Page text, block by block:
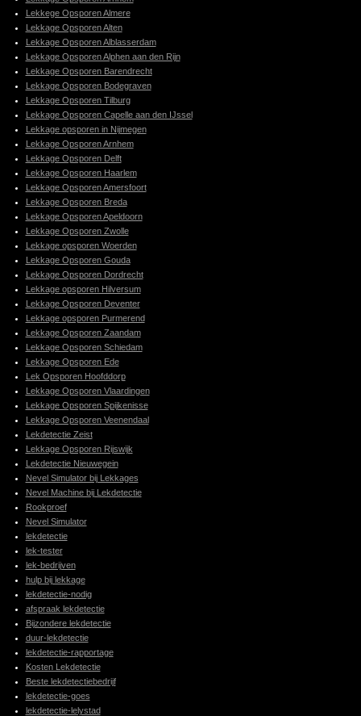
Lekkege Opsporen Almere
Lekkage Opsporen Alten
Lekkage Opsporen Alblasserdam
Lekkage Opsporen Alphen aan den Rijn
Lekkage Opsporen Barendrecht
Lekkage Opsporen Bodegraven
Lekkage Opsporen Tilburg
Lekkage Opsporen Capelle aan den IJssel
Lekkage opsporen in Nijmegen
Lekkage Opsporen Arnhem
Lekkage Opsporen Delft
Lekkage Opsporen Haarlem
Lekkage Opsporen Amersfoort
Lekkage Opsporen Breda
Lekkage Opsporen Apeldoorn
Lekkage Opsporen Zwolle
Lekkage opsporen Woerden
Lekkage Opsporen Gouda
Lekkage Opsporen Dordrecht
Lekkage opsporen Hilversum
Lekkage Opsporen Deventer
Lekkage opsporen Purmerend
Lekkage Opsporen Zaandam
Lekkage Opsporen Schiedam
Lekkage Opsporen Ede
Lek Opsporen Hoofddorp
Lekkage Opsporen Vlaardingen
Lekkage Opsporen Spijkenisse
Lekkage Opsporen Veenendaal
Lekdetectie Zeist
Lekkage Opsporen Rijswijk
Lekdetectie Nieuwegein
Nevel Simulator bij Lekkages
Nevel Machine bij Lekdetectie
Rookproef
Nevel Simulator
lekdetectie
lek-tester
lek-bedrijven
hulp bij lekkage
lekdetectie-nodig
afspraak lekdetectie
Bijzondere lekdetectie
duur-lekdetectie
lekdetectie-rapportage
Kosten Lekdetectie
Beste lekdetectiebedrijf
lekdetectie-goes
lekdetectie-lelystad